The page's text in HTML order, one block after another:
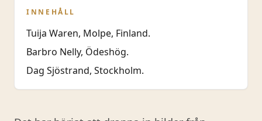
INNEHÅLL
Tuija Waren, Molpe, Finland.
Barbro Nelly, Ödeshög.
Dag Sjöstrand, Stockholm.